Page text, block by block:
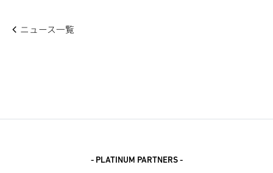
ニュース一覧
- PLATINUM PARTNERS -